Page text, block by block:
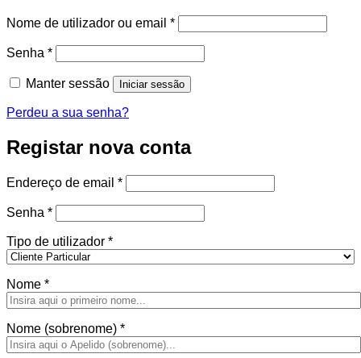
Nome de utilizador ou email *Obrigatório
Senha *Obrigatório
Manter sessão Iniciar sessão
Perdeu a sua senha?
Registar nova conta
Endereço de email *Obrigatório
Senha *Obrigatório
Tipo de utilizador *
Nome *
Nome (sobrenome) *